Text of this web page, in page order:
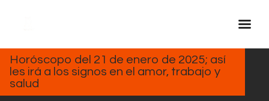
Inicio Real FM
Streaming
2025
Horóscopo del 21 de enero de 2025; así
les irá a los signos en el amor, trabajo y
salud